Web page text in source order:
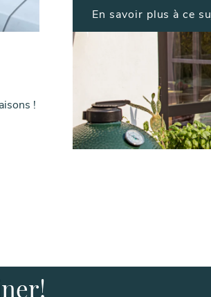
En savoir plus à ce
!